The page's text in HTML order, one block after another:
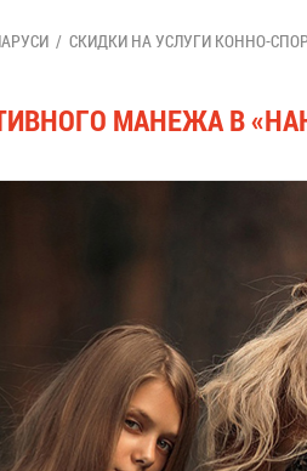
СКИДКИ НА УСЛУГИ КОННО-
МАНЕЖА В